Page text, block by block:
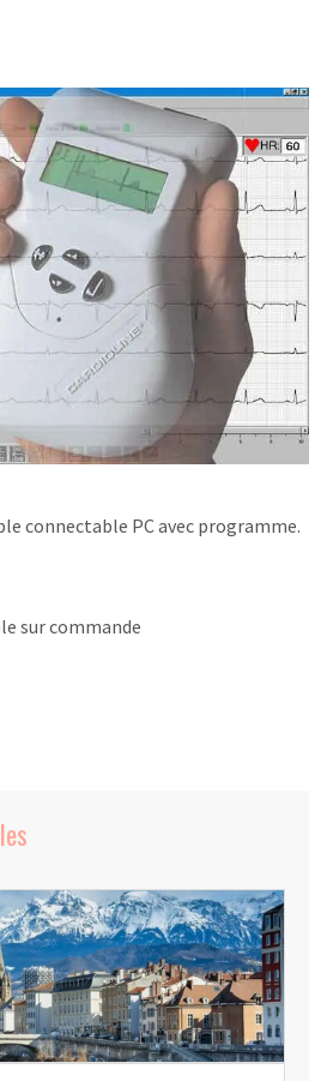
connectable PC avec programme.
sur commande